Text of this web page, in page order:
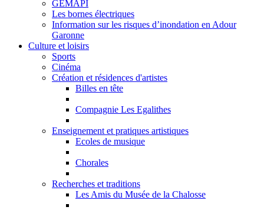
GEMAPI
Les bornes électriques
Information sur les risques d’inondation en Adour
Garonne
Culture et loisirs
Sports
Cinéma
Création et résidences d'artistes
Billes en tête
Compagnie Les Egalithes
Enseignement et pratiques artistiques
Ecoles de musique
Chorales
Recherches et traditions
Les Amis du Musée de la Chalosse